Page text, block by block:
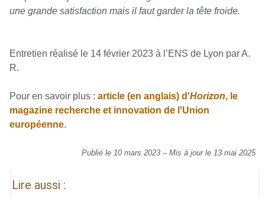
une grande satisfaction mais il faut garder la tête froide.
Entretien réalisé le 14 février 2023 à l’ENS de Lyon par A.
R.
Pour en savoir plus : article (en anglais) d'Horizon, le
magazine recherche et innovation de l'Union
européenne.
Publié le 10 mars 2023 – Mis à jour le 13 mai 2025
Lire aussi :